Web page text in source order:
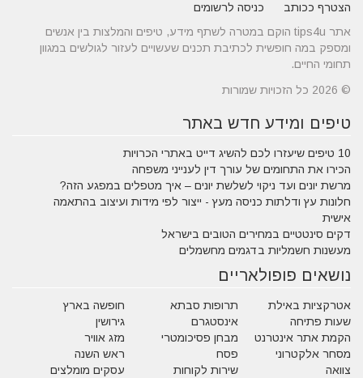
הצטרף ככותב
כניסה לרשומים
אתר tips4u הוקם במטרה לשתף מידע, טיפים והמלצות בין אנשים
ומספק במה חופשית לכתיבת תכנים שעשויים לעזור לגולשים במגוון
תחומי החיים.
© 2026 כל הזכויות שמורות
טיפים ומידע חדש באתר
10 טיפים שיעזרו לכם להשיג דייט באתרי הכרויות
הכירו את התחומים של עורך דין לענייני משפחה
מרשת יונים ועד ניקוי לשלשת יונים – איך מטפלים במפגע הזה?
חלונות עץ ודלתות כניסה מעץ - ייצור לפי מידות ועיצוב בהתאמה
אישית
דקים סינטטיים במחירים הטובים בישראל
מעשנות חשמליות בדגמים מחשמלים
נושאים פופולאריים
אטרקציות באילת תרופות סבתא
חופשה בארץ
שעות פתיחה
אינסטגרם
גירושין
הקמת אתר אינטרנט
מבחן פסיכומטרי
מזג אוויר
מסחר אלקטרוני
פסח
ראש השנה
צוואה
שירות לקוחות
עסקים מומלצים